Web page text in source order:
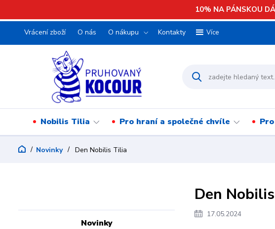
10% NA PÁNSKOU
Vrácení zboží O nás O nákupu Kontakty Více
Nobilis Tilia Pro hraní a společné chvíle
Novinky Den Nobilis Tilia
Novinky
Den
17.05.2024